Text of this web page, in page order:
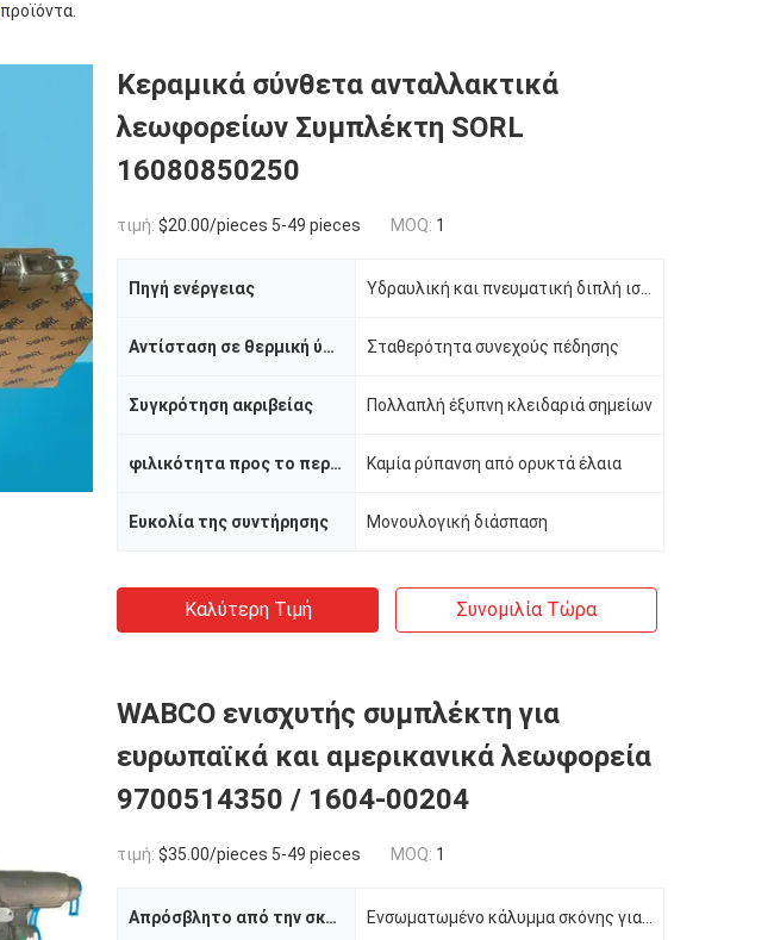
προϊόντα.
Κεραμικά σύνθετα ανταλλακτικά
λεωφορείων Συμπλέκτη SORL
16080850250
τιμή: $20.00/pieces 5-49 pieces MOQ: 1
Πηγή ενέργειας
Αντίσταση σε θερμική ύφεση Σταθερότητα συνεχούς πέδησης
Συγκρότηση ακριβείας Πολλαπλή έξυπνη κλειδαριά σημείων
φιλικότητα προς το περιβάλλον Καμία ρύπανση από ορυκτά έλαια
Ευκολία της συντήρησης Μονουλογική διάσπαση
Καλύτερη Τιμή Συνομιλία Τώρα
WABCO ενισχυτής συμπλέκτη για
ευρωπαϊκά και αμερικανικά λεωφορεία
9700514350 / 1604-00204
τιμή: $35.00/pieces 5-49 pieces MOQ: 1
Απρόσβλητο από την σκόνη